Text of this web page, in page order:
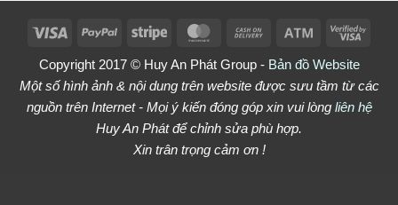
Visa PayPal Stripe MasterCardCash
Delivery
Atm
Visa
Copyright 2017 © Huy An Phát Group - Bản đồ Website
Một số hình ảnh & nội dung trên website được sưu tầm từ các
nguồn trên Internet - Mọi ý kiến đóng góp xin vui lòng liên hệ
Huy An Phát để chỉnh sửa phù hợp.
Xin trân trọng cảm ơn !